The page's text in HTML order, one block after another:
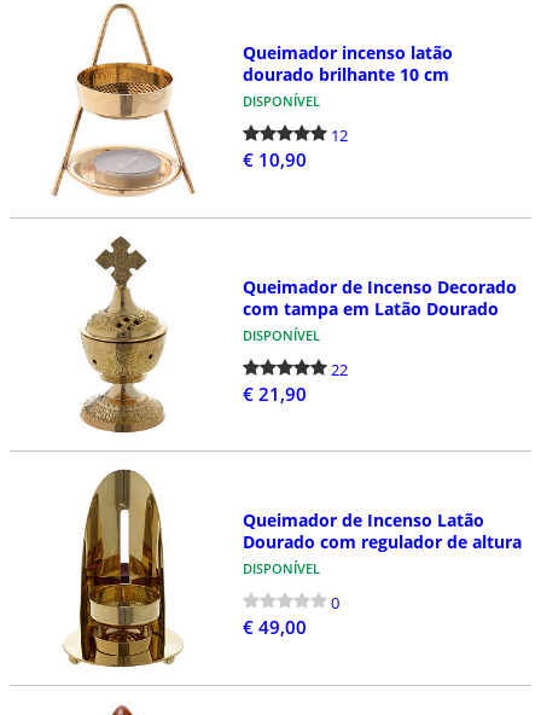
Queimador incenso latão
dourado brilhante 10 cm
DISPONÍVEL
12
€ 10,90
Queimador de Incenso Decorado
com tampa em Latão Dourado
DISPONÍVEL
22
€ 21,90
Queimador de Incenso Latão
Dourado com regulador de altura
DISPONÍVEL
0
€ 49,00